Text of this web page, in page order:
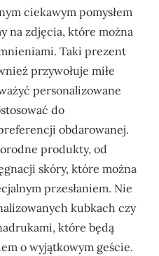
ciekawym pomysłem
na zdjęcia, które można
Taki prezent
przywołuje miłe
personalizowane
do
obdarowanej.
produkty, od
skóry, które można
przesłaniem. Nie
kubkach czy
które będą
o wyjątkowym geście.